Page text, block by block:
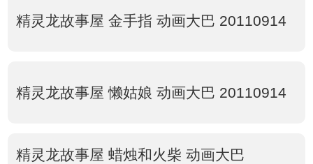
精灵龙故事屋 金手指 动画大巴 20110914
精灵龙故事屋 懒姑娘 动画大巴 20110914
精灵龙故事屋 蜡烛和火柴 动画大巴